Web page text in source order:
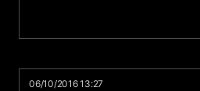
06/10/2016 13:27